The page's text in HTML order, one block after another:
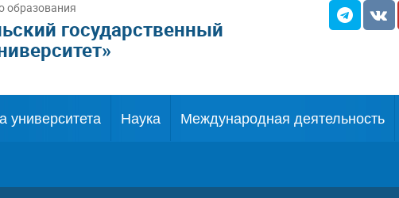
образования
государственный
университета Наука Международная деятельность